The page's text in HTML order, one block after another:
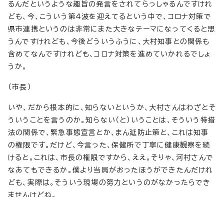
るんだというような趣旨の発言をされてらっしゃるんですけれ
ども、今、こういう第4波を迎えてるという中で、コロナ対策で
県市連携というのは非常にまた大きなテーマになってくると思
うんですけれども、今後どういうふうに、大村知事との関係も
含めてなんですけれども、コロナ対策を進めていかれるでしょ
うか。
（市長）
いや、だから根本的に、知らないというか、大村さんはわざとそ
ういうことを言うのか。知らない（と）いうことは、そういう特措
法の関係で、緊急事態宣言とか、まん延防止策と、これは知事
の権限です。だけど、今言った、保健所で丁寧に健康観察を続
けると。これは、市長の権限ですから、ええ。そりゃ、河村さんで
なあてもできるか。僕より当局がおったほうができたんだけれ
ども、実際は。そういう現場の努力というのがなかったらでき
ませんけどね。